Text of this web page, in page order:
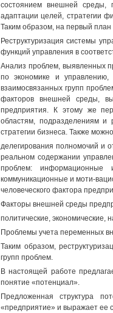
состоянием внешней среды,
адаптации целей, стратегии
Таким образом, на первый
Реструктуризация системы
функций управления в
Анализ проблем, выявленных
по экономике и управлению,
взаимосвязанных групп
факторов внешней среды,
предприятия. К этому же
областям, подразделениям и
стратегии бизнеса. Также
делегирования полномочий и
реальном содержании
проблем: информационные
коммуникационные и моти-
человеческого фактора
Факторы внешней среды
политические, экономические,
Проблемы учета переменных
Таким образом,
групп проблем.
В настоящей работе
понятие «потенциал».
Предложенная структура
«предприятие» и выражает ее